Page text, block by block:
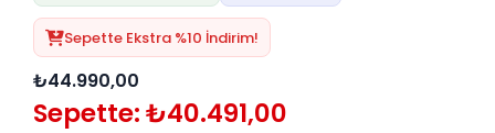
Sepette Ekstra %10 İndirim!
₺44.990,00
Sepette: ₺40.491,00